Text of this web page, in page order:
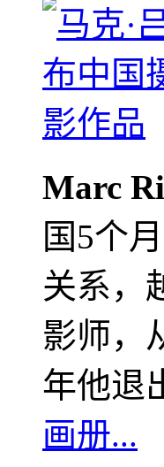
Marc
国5个
关系，
影师，
年他退
画册...